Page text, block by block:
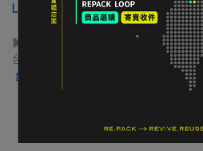
LINE 寄售諮詢 & 開始寄售送件
▶︎
台北｜
台北市大安區新生南路三段94巷5號
營業時間 Mon. - Sat. 12:30 - 21:30